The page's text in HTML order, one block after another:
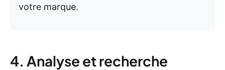
votre marque.
4. Analyse et recherche